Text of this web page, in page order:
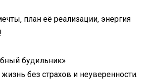
план её реализации, энергия
будильник»
жизнь без страхов и неуверенности.